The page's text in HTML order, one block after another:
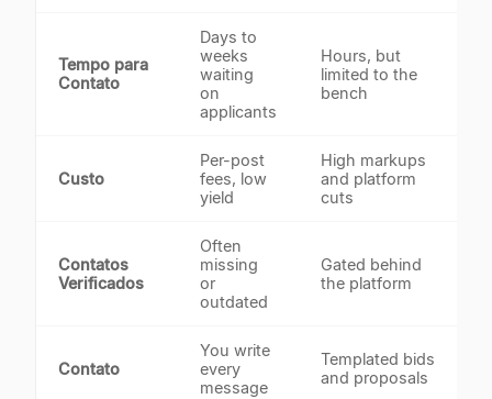
Tempo para
Contato
Days to
weeks
waiting
on
applicants
Hours, but
limited to the
bench
Custo
Per-post
fees, low
yield
High markups
and platform
cuts
Contatos
Verificados
Often
missing
or
outdated
Gated behind
the platform
Contato
You write
every
message
Templated bids
and proposals